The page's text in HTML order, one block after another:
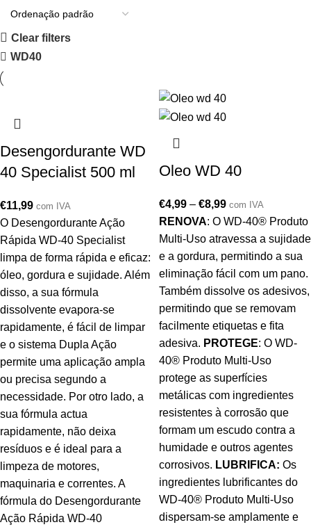
Clear filters
WD40
Desengordurante WD
40 Specialist 500 ml
€11,99 com IVA
O Desengordurante Ação
Rápida WD-40 Specialist
limpa de forma rápida e eficaz:
óleo, gordura e sujidade. Além
disso, a sua fórmula
dissolvente evapora-se
rapidamente, é fácil de limpar
e o sistema Dupla Ação
permite uma aplicação ampla
ou precisa segundo a
necessidade. Por otro lado, a
sua fórmula actua
rapidamente, não deixa
resíduos e é ideal para a
limpeza de motores,
maquinaria e correntes. A
fórmula do Desengordurante
Ação Rápida WD-40
Oleo WD 40
€4,99 – €8,99 com IVA
RENOVA: O WD-40® Produto
Multi-Uso atravessa a sujidade
e a gordura, permitindo a sua
eliminação fácil com um pano.
Também dissolve os adesivos,
permitindo que se removam
facilmente etiquetas e fita
adesiva. PROTEGE: O WD-
40® Produto Multi-Uso
protege as superfícies
metálicas com ingredientes
resistentes à corrosão que
formam um escudo contra a
humidade e outros agentes
corrosivos. LUBRIFICA: Os
ingredientes lubrificantes do
WD-40® Produto Multi-Uso
dispersam-se amplamente e